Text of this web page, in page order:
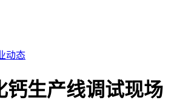
动态
钙生产线调试现场